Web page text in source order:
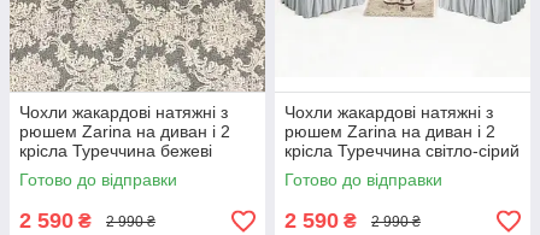
Чохли жакардові натяжні з
рюшем Zarina на диван і 2
крісла Туреччина бежеві
Готово до відправки
2 590 ₴ 2 990 ₴
Чохли жакардові натяжні з
рюшем Zarina на диван і 2
крісла Туреччина світло-сірий
Готово до відправки
2 590 ₴ 2 990 ₴